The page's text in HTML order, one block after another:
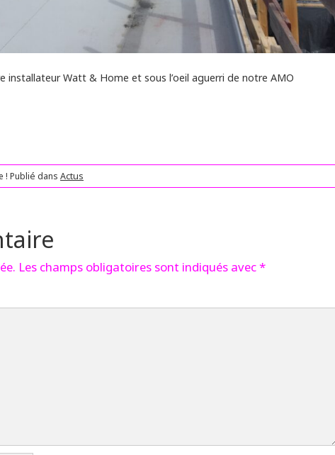
installateur Watt & Home et sous l’oeil aguerri de notre AMO
! Publié dans Actus
Les champs obligatoires sont indiqués avec*